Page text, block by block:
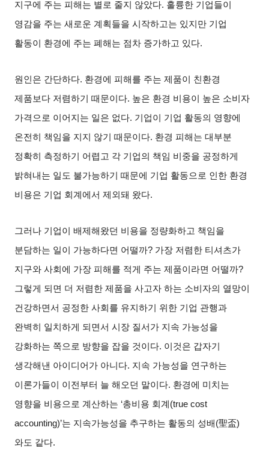
지구에 주는 피해는 별로 줄지 않았다. 훌륭한 기업들이
영감을 주는 새로운 계획들을 시작하고는 있지만 기업
활동이 환경에 주는 폐해는 점차 증가하고 있다.
원인은 간단하다. 환경에 피해를 주는 제품이 친환경
제품보다 저렴하기 때문이다. 높은 환경 비용이 높은 소비자
가격으로 이어지는 일은 없다. 기업이 기업 활동의 영향에
온전히 책임을 지지 않기 때문이다. 환경 피해는 대부분
정확히 측정하기 어렵고 각 기업의 책임 비중을 공정하게
밝혀내는 일도 불가능하기 때문에 기업 활동으로 인한 환경
비용은 기업 회계에서 제외돼 왔다.
그러나 기업이 배제해왔던 비용을 정량화하고 책임을
분담하는 일이 가능하다면 어떨까? 가장 저렴한 티셔츠가
지구와 사회에 가장 피해를 적게 주는 제품이라면 어떨까?
그렇게 되면 더 저렴한 제품을 사고자 하는 소비자의 열망이
건강하면서 공정한 사회를 유지하기 위한 기업 관행과
완벽히 일치하게 되면서 시장 질서가 지속 가능성을
강화하는 쪽으로 방향을 잡을 것이다. 이것은 갑자기
생각해낸 아이디어가 아니다. 지속 가능성을 연구하는
이론가들이 이전부터 늘 해오던 말이다. 환경에 미치는
영향을 비용으로 계산하는 ‘총비용 회계 (true cost
accounting)’는 지속가능성을 추구하는 활동의 성배 (聖盃)
와도 같다.